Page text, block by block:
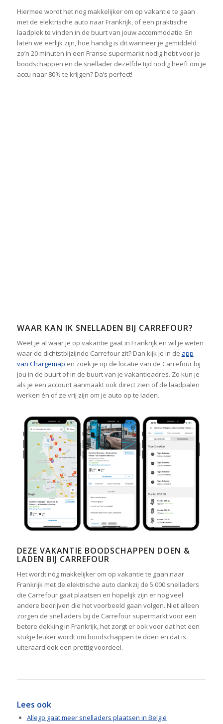
Hiermee wordt het nog makkelijker om op vakantie te gaan
met de elektrische auto naar Frankrijk, of een praktische
laadplek te vinden in de buurt van jouw accommodatie. En
laten we eerlijk zijn, hoe handig is dit wanneer je gemiddeld
zo’n 20 minuten in een Franse supermarkt nodig hebt voor je
boodschappen en de snellader dezelfde tijd nodig heeft om je
accu naar 80% te krijgen? Da’s perfect!
WAAR KAN IK SNELLADEN BIJ CARREFOUR?
Weet je al waar je op vakantie gaat in Frankrijk en wil je weten
waar de dichtstbijzijnde Carrefour zit? Dan kijk je in de app
van Chargemap en zoek je op de locatie van de Carrefour bij
jou in de buurt of in de buurt van je vakantieadres. Zo kun je
als je een account aanmaakt ook direct zien of de laadpalen
werken én of ze vrij zijn om je auto op te laden.
DEZE VAKANTIE BOODSCHAPPEN DOEN &
LADEN BIJ CARREFOUR
Het wordt nóg makkelijker om op vakantie te gaan naar
Frankrijk met de elektrische auto dankzij de 5.000 snelladers
die Carrefour gaat plaatsen en hopelijk zijn er nog veel
andere bedrijven die het voorbeeld gaan volgen. Niet alleen
zorgen de snelladers bij de Carrefour supermarkt voor een
betere dekking in Frankrijk, het zorgt er ook voor dat het een
stukje leuker wordt om boodschappen te doen en dat is
uiteraard ook een prettig voordeel.
Lees ook
Allego gaat meer snelladers plaatsen in België